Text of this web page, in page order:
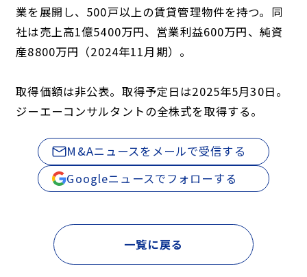
業を展開し、500戸以上の賃貸管理物件を持つ。同
社は売上高1億5400万円、営業利益600万円、純資
産8800万円（2024年11月期）。
取得価額は非公表。取得予定日は2025年5月30日。
ジーエーコンサルタントの全株式を取得する。
M&Aニュースをメールで受信する
Googleニュースでフォローする
一覧に戻る